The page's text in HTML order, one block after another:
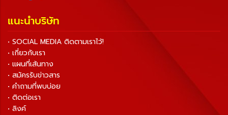
แนะนำบริษัท
• SOCIAL MEDIA ติดตามเราไว้!
• เกี่ยวกับเรา
• แผนที่เส้นทาง
• สมัครรับข่าวสาร
• คำถามที่พบบ่อย
• ติดต่อเรา
• ลิงค์